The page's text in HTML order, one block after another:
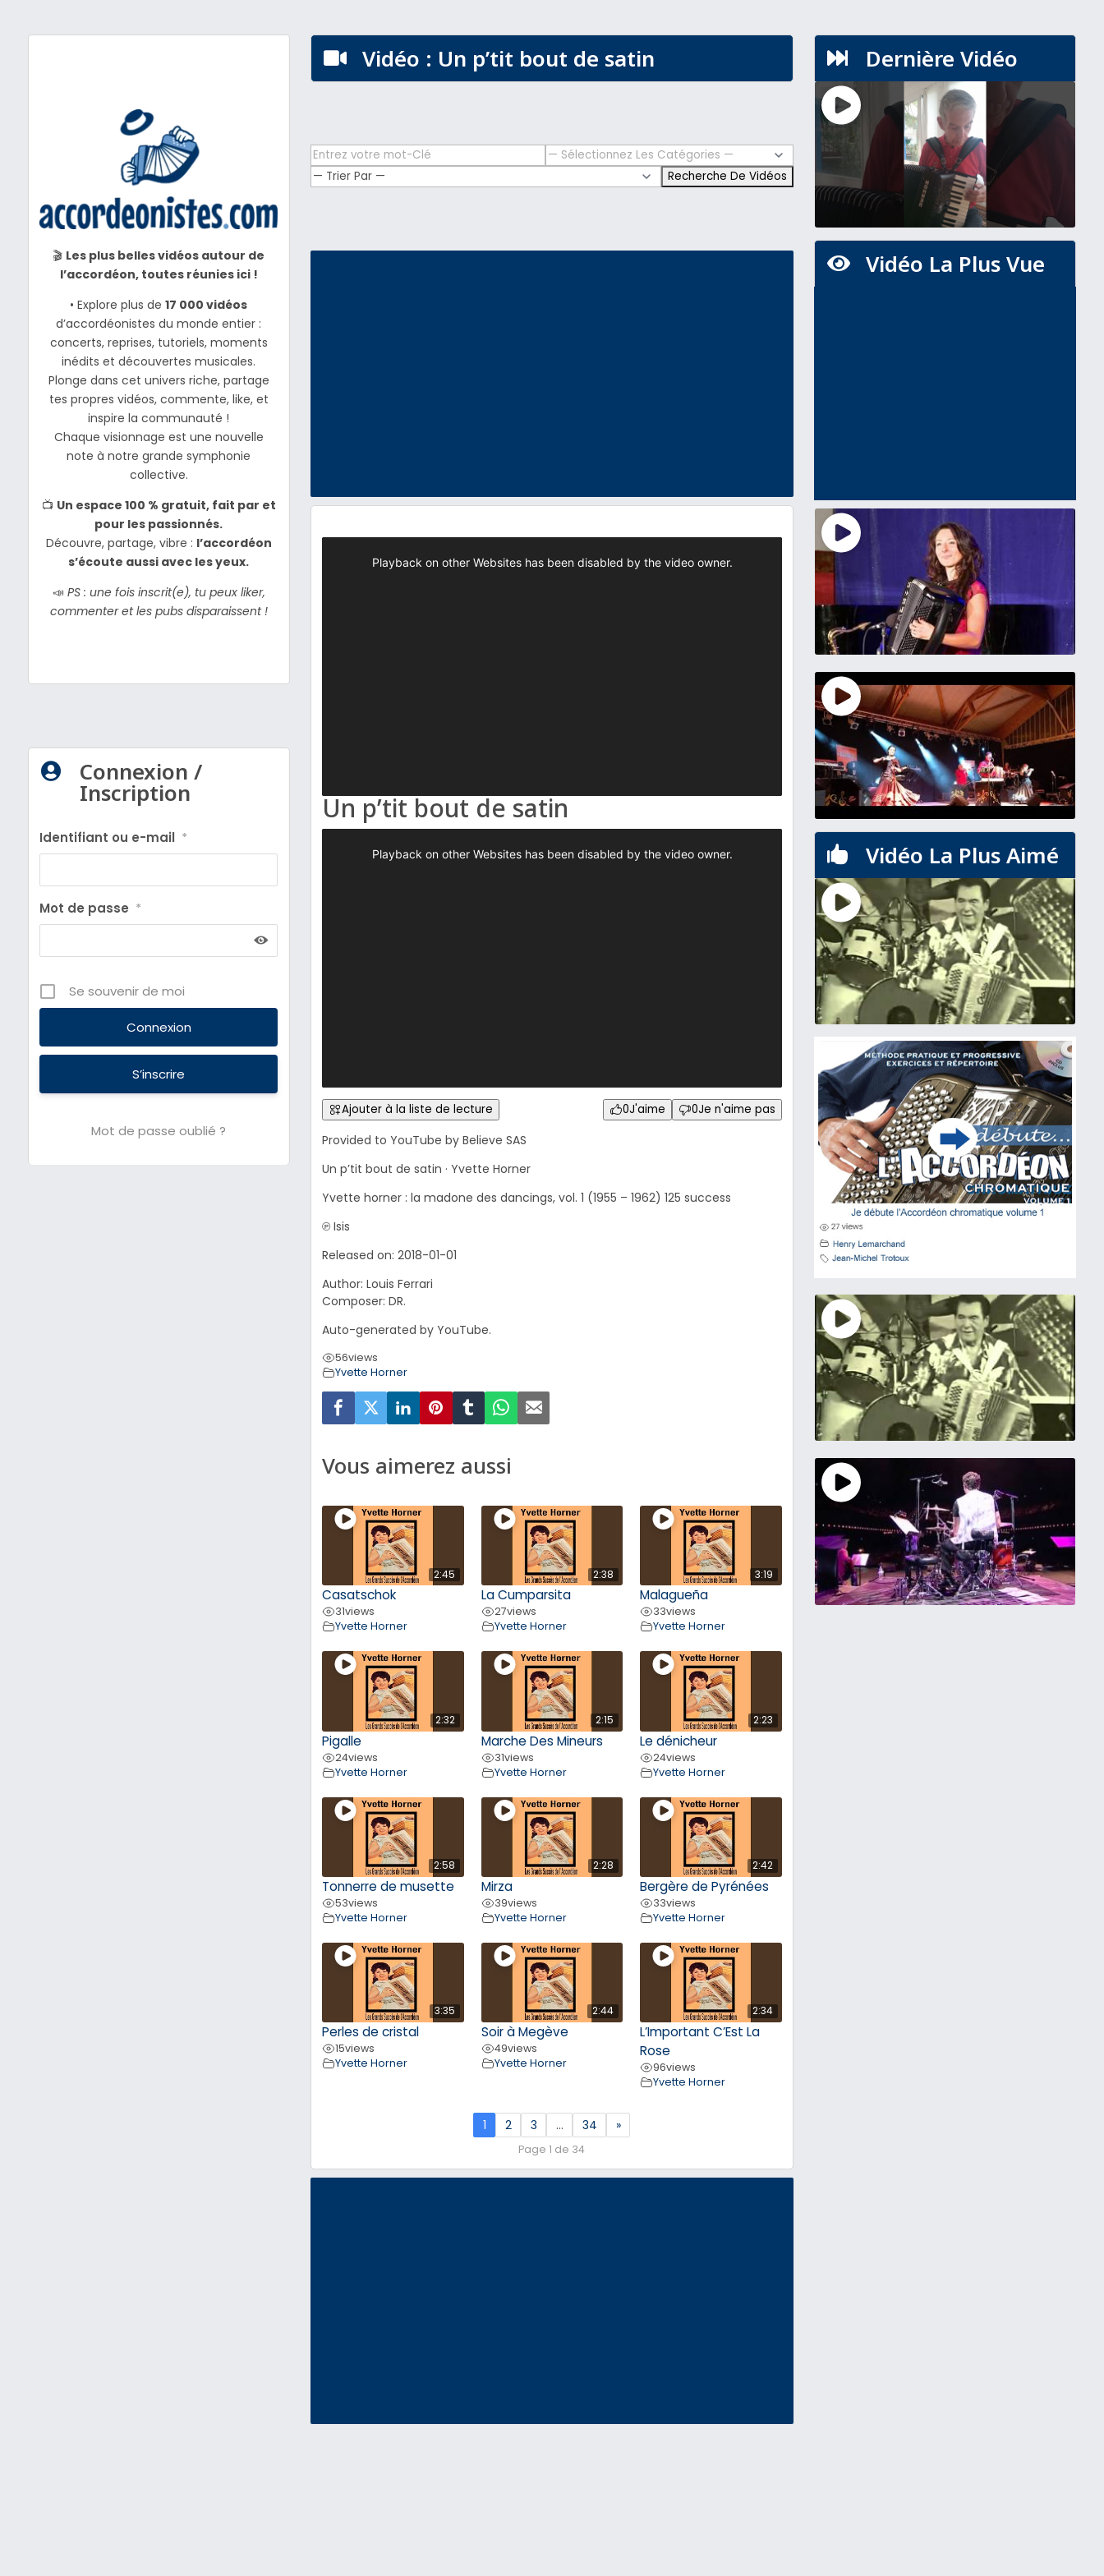
🎬 Les plus belles vidéos autour de
l’accordéon, toutes réunies ici !
• Explore plus de17 000 vidéos
d’accordéonistes du monde entier :
concerts, reprises, tutoriels, moments
inédits et découvertes musicales.
Plonge dans cet univers riche, partage
tes propres vidéos, commente, like, et
inspire la communauté !
Chaque visionnage est une nouvelle
note à notre grande symphonie
collective.
📺 Un espace 100 % gratuit, fait par et
pour les passionnés.
Découvre, partage, vibre : l’accordéon
s’écoute aussi avec les yeux.
📣 PS : une fois inscrit(e), tu peux liker,
commenter et les pubs disparaissent !
 Connexion /
Inscription
Identifiant ou e-mail *
Mot de passe *
Se souvenir de moi
S’inscrire
Mot de passe oublié ?
 Vidéo : Un p’tit bout de satin
Un p’tit bout de satin
Ajouter à la liste de lecture 0J'aime 0Je n'aime pas
Provided to YouTube by Believe SAS
Un p’tit bout de satin · Yvette Horner
Yvette horner : la madone des dancings, vol. 1 (1955 – 1962) 125 success
℗ Isis
Released on: 2018-01-01
Author: Louis Ferrari
Composer: DR.
Auto-generated by YouTube.
56views
Yvette Horner
Vous aimerez aussi
2:45
Casatschok
31views
Yvette Horner
2:38
La Cumparsita
27views
Yvette Horner
3:19
Malagueña
33views
Yvette Horner
2:32
Pigalle
24views
Yvette Horner
2:15
Marche Des Mineurs
31views
Yvette Horner
2:23
Le dénicheur
24views
Yvette Horner
2:58
Tonnerre de musette
53views
Yvette Horner
2:28
Mirza
39views
Yvette Horner
2:42
Bergère de Pyrénées
33views
Yvette Horner
3:35
Perles de cristal
15views
Yvette Horner
2:44
Soir à Megève
49views
Yvette Horner
2:34
L’Important C’Est La
Rose
96views
Yvette Horner
1 2 3 … 34 »
Page 1 de 34
 Dernière Vidéo
 Vidéo La Plus Vue
 Vidéo La Plus Aimé